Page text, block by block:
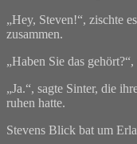
„Hey, Steven!“, zischte
zusammen.
„Haben Sie das
„Ja.“, sagte Sinter, die
ruhen hatte.
Stevens Blick bat um